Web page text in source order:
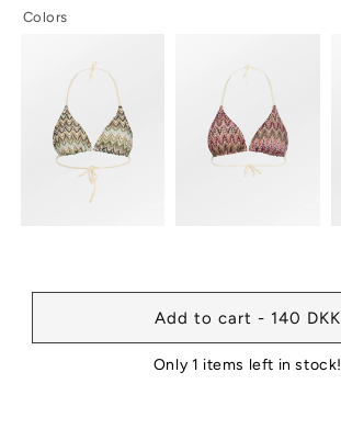
or
unavailable
Colors
Add to cart - 140 DKK
Only 1 items left in stock!